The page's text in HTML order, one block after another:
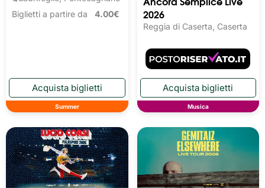
Biglietti a partire da 4.00€
Summer
2026
Reggia di Caserta, Caserta
Musica